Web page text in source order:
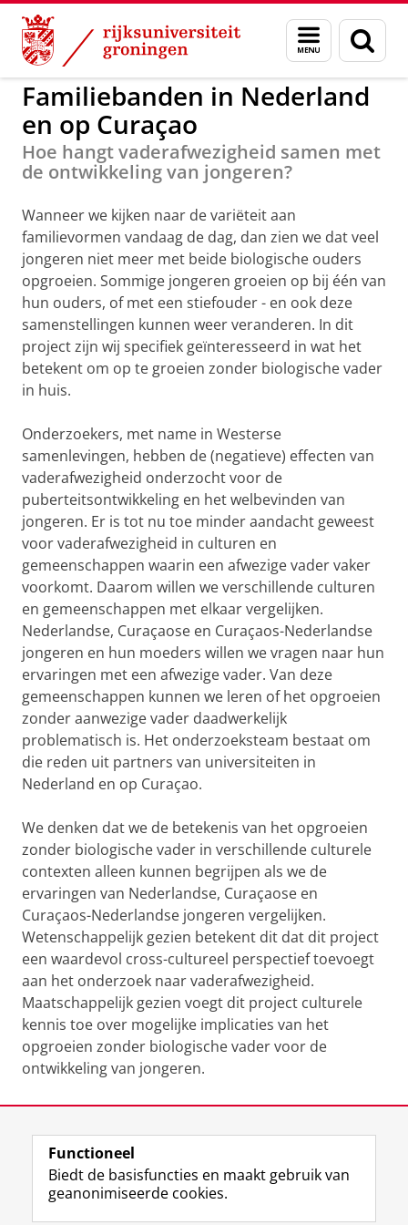
Skip
Content
Skip
Navigation
Menu
en
zoeken
GMW Familiebanden
Familiebanden in Nederland
en op Curaçao
Hoe hangt vaderafwezigheid samen met
de ontwikkeling van jongeren?
Wanneer we kijken naar de variëteit aan
familievormen vandaag de dag, dan zien we dat veel
jongeren niet meer met beide biologische ouders
opgroeien. Sommige jongeren groeien op bij één van
hun ouders, of met een stiefouder - en ook deze
samenstellingen kunnen weer veranderen. In dit
project zijn wij specifiek geïnteresseerd in wat het
betekent om op te groeien zonder biologische vader
in huis.
Onderzoekers, met name in Westerse
samenlevingen, hebben de (negatieve) effecten van
vaderafwezigheid onderzocht voor de
puberteitsontwikkeling en het welbevinden van
jongeren. Er is tot nu toe minder aandacht geweest
voor vaderafwezigheid in culturen en
gemeenschappen waarin een afwezige vader vaker
voorkomt. Daarom willen we verschillende culturen
en gemeenschappen met elkaar vergelijken.
Nederlandse, Curaçaose en Curaçaos-Nederlandse
jongeren en hun moeders willen we vragen naar hun
ervaringen met een afwezige vader. Van deze
gemeenschappen kunnen we leren of het opgroeien
zonder aanwezige vader daadwerkelijk
problematisch is. Het onderzoeksteam bestaat om
die reden uit partners van universiteiten in
Nederland en op Curaçao.
We denken dat we de betekenis van het opgroeien
zonder biologische vader in verschillende culturele
contexten alleen kunnen begrijpen als we de
ervaringen van Nederlandse, Curaçaose en
Curaçaos-Nederlandse jongeren vergelijken.
Wetenschappelijk gezien betekent dit dat dit project
een waardevol cross-cultureel perspectief toevoegt
aan het onderzoek naar vaderafwezigheid.
Maatschappelijk gezien voegt dit project culturele
kennis toe over mogelijke implicaties van het
opgroeien zonder biologische vader voor de
ontwikkeling van jongeren.
View this page in:English
Functioneel
Biedt de basisfuncties en maakt gebruik van
geanonimiseerde cookies.